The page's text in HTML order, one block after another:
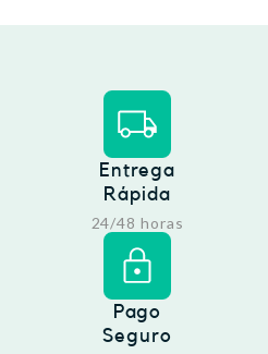
Entrega
Rápida
24/48 horas
Pago
Seguro